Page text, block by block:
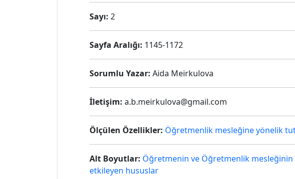
Sayı: 2
Sayfa Aralığı: 1145-1172
Sorumlu Yazar: Aida Meirkulova
İletişim: a.b.meirkulova@gmail.com
Ölçülen Özellikler: Öğretmenlik mesleğine yönelik
Alt Boyutlar: Öğretmenin ve Öğretmenlik mesleğinin
etkileyen hususlar